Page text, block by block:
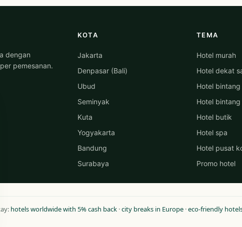
dengan
pemesanan.
KOTA
Jakarta
Denpasar (Bali)
Ubud
Seminyak
Kuta
Yogyakarta
Bandung
Surabaya
TEMA
Hotel murah
Hotel dekat
Hotel bintang
Hotel
Hotel butik
Hotel spa
Hotel pusat
Promo hotel
hotels worldwide with 5% cash back·city breaks in Europe·eco-friendly